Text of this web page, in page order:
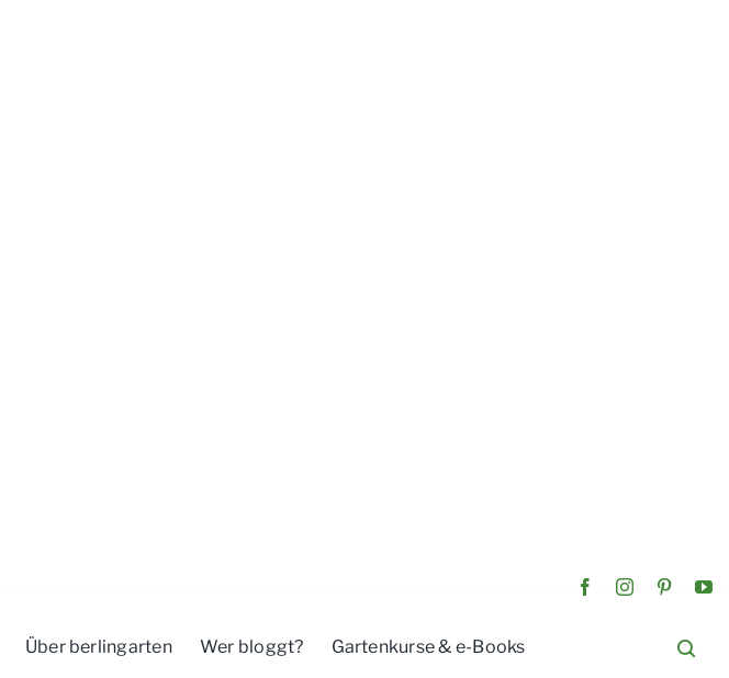
Über berlingarten Wer bloggt? Gartenkurse & e-Books